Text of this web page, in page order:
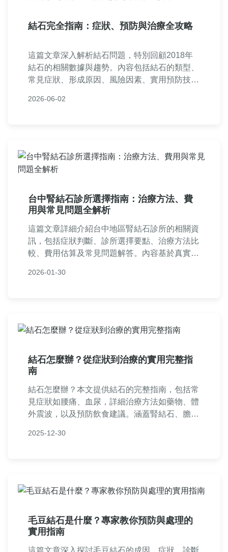
結石完全指南：症狀、預防與治療全攻略
這篇文章深入解析結石問題，特別回顧2018年
結石的相關數據與趨勢。內容包括結石的類型、
常見症狀、形成原因、風險因素、實用預防技巧
的分析、常見問答以及個人經驗分享，幫助讀者
2026-06-02
台中腎結石診所選擇指南：治療方法、費
用與常見問題全解析
這篇文章詳細介紹台中地區腎結石診所的相關資
訊，包括症狀判斷、診所選擇要點、治療方法比
較、費用估算及常見問題解答。內容基於真實經
程，避免踩雷。
2026-01-30
結石怎麼辦？從症狀到治療的實用完整指
南
結石怎麼辦？本文提供結石的完整指南，包括常
見症狀如腰痛、血尿，詳細治療方法如藥物、體
外震波，以及預防飲食建議。涵蓋腎結石、膽結
發。
2025-12-30
毛豆結石是什麼？專家教你預防與處理的
實用指南
這篇文章深入探討毛豆結石的成因、症狀、診斷